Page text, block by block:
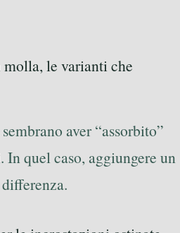
le varianti che
aver “assorbito”
quel caso, aggiungere un